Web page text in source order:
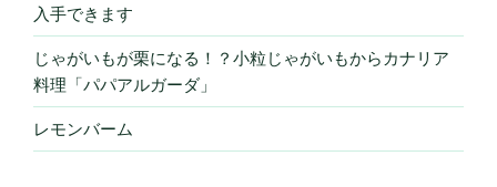
入手できます
じゃがいもが栗になる！？小粒じゃがいもからカナリア
料理「パパアルガーダ」
レモンバーム